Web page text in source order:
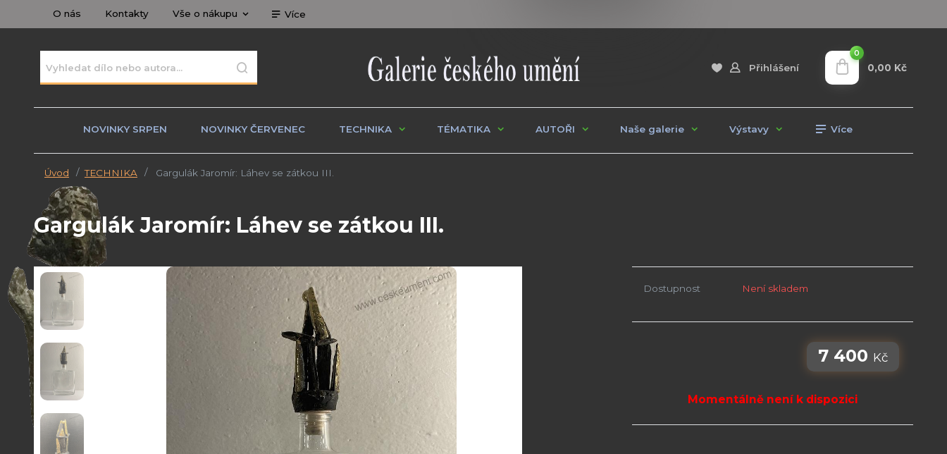
O nás Kontakty Vše o nákupu Více
Přihlášení
0
0,00 Kč
NOVINKY SRPEN NOVINKY ČERVENEC TECHNIKA TÉMATIKA AUTOŘI Naše galerie Výstavy Více
Úvod TECHNIKA Gargulák Jaromír: Láhev se zátkou III.
Gargulák Jaromír: Láhev se zátkou III.
Dostupnost Není skladem
7 400 Kč
Momentálně není k dispozici